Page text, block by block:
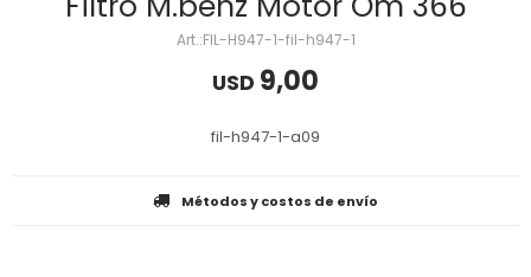
FIL-H947-1-fil-h947-1
USD 9,00
fil-h947-1-a09
Métodos y costos de envío